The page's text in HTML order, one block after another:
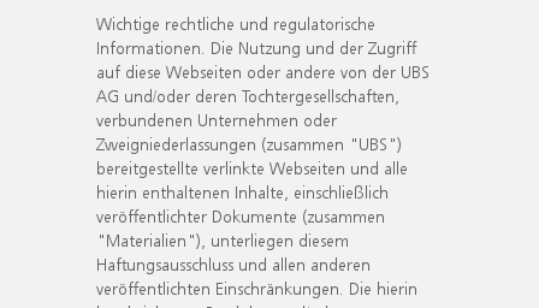
Wichtige rechtliche und regulatorische
Informationen. Die Nutzung und der Zugriff
auf diese Webseiten oder andere von der UBS
AG und/oder deren Tochtergesellschaften,
verbundenen Unternehmen oder
Zweigniederlassungen (zusammen "UBS")
bereitgestellte verlinkte Webseiten und alle
hierin enthaltenen Inhalte, einschließlich
veröffentlichter Dokumente (zusammen
"Materialien"), unterliegen diesem
Haftungsausschluss und allen anderen
veröffentlichten Einschränkungen. Die hierin